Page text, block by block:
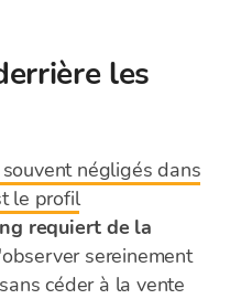
les
négligés dans
le profil
requiert de la
sereinement
céder à la vente